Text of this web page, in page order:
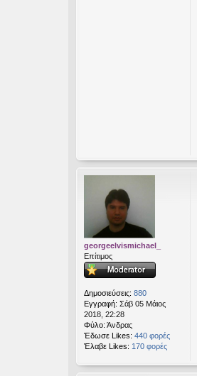
georgeelvismichael_
Επίτιμος
Δημοσιεύσεις: 880
Εγγραφή: Σάβ 05 Μάιος
2018, 22:28
Φύλο: Άνδρας
Έδωσε Likes: 440 φορές
Έλαβε Likes: 170 φορές